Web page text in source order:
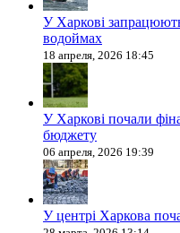
У Харкові
водоймах
18 апреля, 2026 18:45
У Харкові почали
бюджету
06 апреля, 2026 19:39
У центрі Харкова